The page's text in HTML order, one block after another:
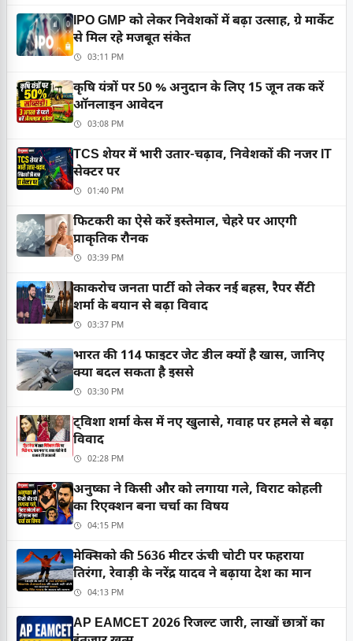
IPO GMP को लेकर निवेशकों में बढ़ा उत्साह, ग्रे मार्केट
से मिल रहे मजबूत संकेत
03:11 PM
कृषि यंत्रों पर 50 % अनुदान के लिए 15 जून तक करें
ऑनलाइन आवेदन
03:08 PM
TCS शेयर में भारी उतार-चढ़ाव, निवेशकों की नजर IT
सेक्टर पर
01:40 PM
फिटकरी का ऐसे करें इस्तेमाल, चेहरे पर आएगी
प्राकृतिक रौनक
03:39 PM
काकरोच जनता पार्टी को लेकर नई बहस, रैपर सैंटी
शर्मा के बयान से बढ़ा विवाद
03:37 PM
भारत की 114 फाइटर जेट डील क्यों है खास, जानिए
क्या बदल सकता है इससे
03:30 PM
ट्विशा शर्मा केस में नए खुलासे, गवाह पर हमले से बढ़ा
विवाद
02:28 PM
अनुष्का ने किसी और को लगाया गले, विराट कोहली
का रिएक्शन बना चर्चा का विषय
04:15 PM
मेक्सिको की 5636 मीटर ऊंची चोटी पर फहराया
तिरंगा, रेवाड़ी के नरेंद्र यादव ने बढ़ाया देश का मान
04:13 PM
AP EAMCET 2026 रिजल्ट जारी, लाखों छात्रों का